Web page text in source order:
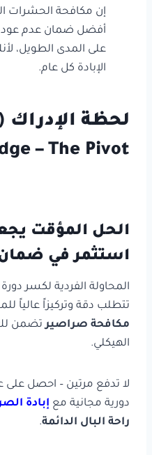
إن مكافحة الحشرات
أفضل ضمان عدم عودة
على المدى الطويل،
الإبادة كل عام.
– The Pivot)
الحل المؤقت
استثمر في
المحاولة الفردية لكسر
تتطلب دقة وتركيزاً عالياً
مكافحة صراصيرتضمن لك
الهيكلي.
لا تدفع مرتين – احصل
دورية مجانية مع إبادة
راحة البال الدائمة.